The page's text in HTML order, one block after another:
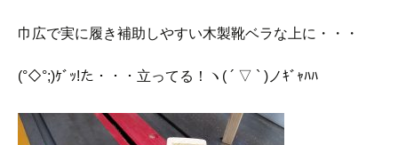
巾広で実に履き補助しやすい木製靴ベラな上に・・・
(°◇°;)ｹﾞｯ!た・・・立ってる！ヽ( ´ ▽ ` )ノｷﾞｬﾊﾊ